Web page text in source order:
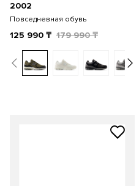
2002
Повседневная обувь
125 990 ₸ 179 990₸